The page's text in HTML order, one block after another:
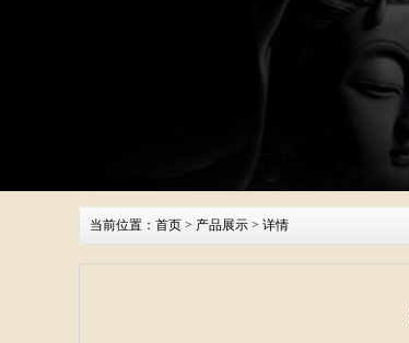
当前位置： 首页 > 产品展示 > 详情